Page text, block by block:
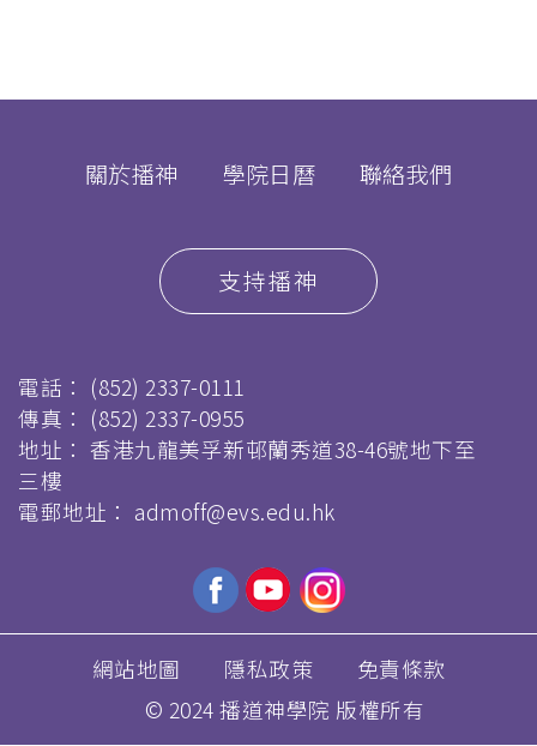
關於播神 學院日曆 聯絡我們
支持播神
電話： (852) 2337-0111
傳真： (852) 2337-0955
地址： 香港九龍美孚新邨蘭秀道38-46號地下至
三樓
電郵地址： admoff@evs.edu.hk
網站地圖 隱私政策
免責條款
© 2024 播道神學院 版權所有